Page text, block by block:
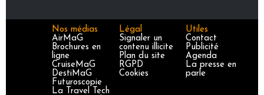
Nos médias
AirMaG
Brochures en
ligne
CruiseMaG
DestiMaG
Futuroscopie
La Travel Tech
Légal
Signaler un
contenu illicite
Plan du site
RGPD
Cookies
Utiles
Contact
Publicité
Agenda
La presse en
parle